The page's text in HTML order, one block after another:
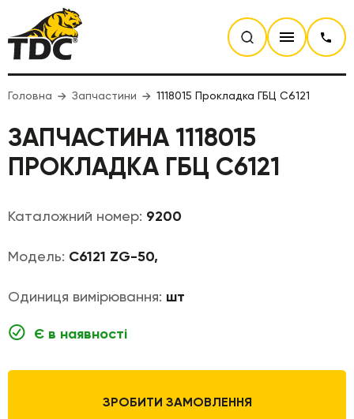
Головна Запчастини 1118015 Прокладка ГБЦ C6121
ЗАПЧАСТИНА 1118015
ПРОКЛАДКА ГБЦ C6121
Каталожний номер: 9200
Модель: C6121 ZG-50,
Одиниця вимірювання: шт
Є в наявності
ЗРОБИТИ ЗАМОВЛЕННЯ